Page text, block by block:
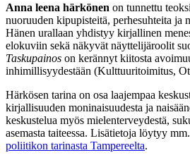
Anna leena härkönen on tunnettu
nuoruuden kipupisteitä, perhesuhteita ja
Hänen urallaan yhdistyy kirjallinen
elokuviin sekä näkyvät näyttelijäroolit
Taskupainos on kerännyt kiitosta
inhimillisyydestään (Kulttuuritoimitus,
Härkösen tarina on osa laajempaa
kirjallisuuden moninaisuudesta ja
keskustelua myös mielenterveydestä,
asemasta taiteessa. Lisätietoja löytyy mm.
poliitikon tarinasta Tampereelta.